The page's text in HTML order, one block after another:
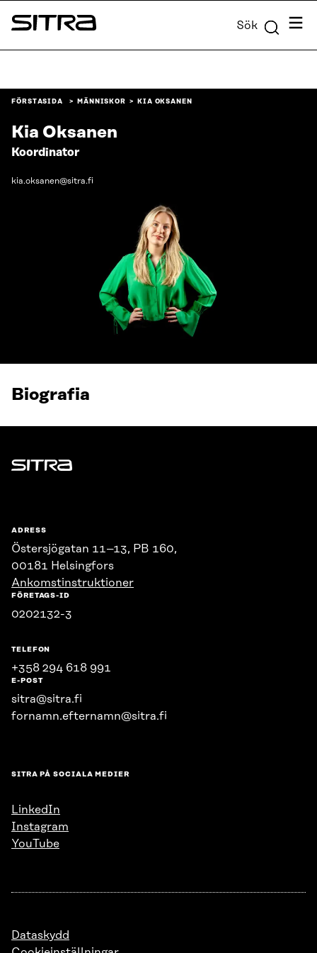
Skip to
content
Sitra Sök Meny
FÖRSTASIDA MÄNNISKOR KIA OKSANEN
Kia Oksanen
Koordinator
kia.oksanen@sitra.fi
Biografia
Sitra
ADRESS
Östersjögatan 11–13, PB 160,
00181 Helsingfors
Ankomstinstruktioner
FÖRETAGS-ID
0202132-3
TELEFON
+358 294 618 991
E-POST
sitra@sitra.fi
fornamn.efternamn@sitra.fi
SITRA PÅ SOCIALA MEDIER
LinkedIn
Instagram
YouTube
Dataskydd